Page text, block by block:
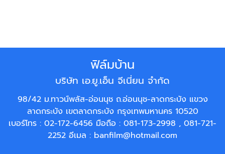
ฟิล์มบ้าน
บริษัท เอ.ยู.เอ็น จีเนี่ยน จำกัด
98/42 ม.ทาวน์พลัส-อ่อนนุช ถ.อ่อนนุช-ลาดกระบัง แขวง
ลาดกระบัง เขตลาดกระบัง กรุงเทพมหานคร 10520
เบอร์โทร : 02-172-6456 มือถือ : 081-173-2998 , 081-721-
2252 อีเมล : banfilm@hotmail.com